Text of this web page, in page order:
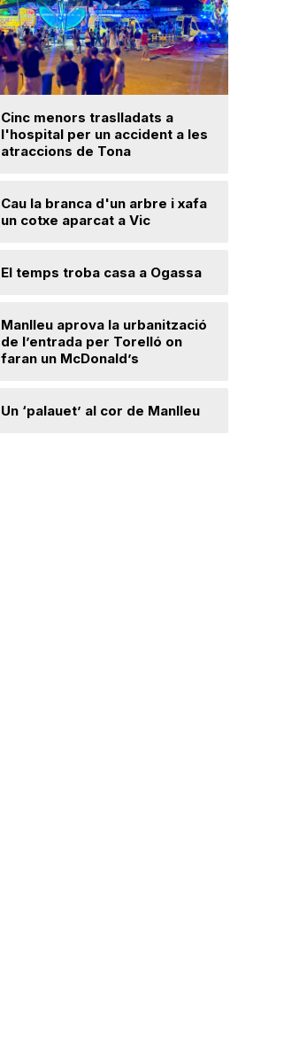
Cinc menors traslladats a
l'hospital per un accident a les
atraccions de Tona
Cau la branca d'un arbre i xafa
un cotxe aparcat a Vic
El temps troba casa a Ogassa
Manlleu aprova la urbanització
de l’entrada per Torelló on
faran un McDonald’s
Un ‘palauet’ al cor de Manlleu